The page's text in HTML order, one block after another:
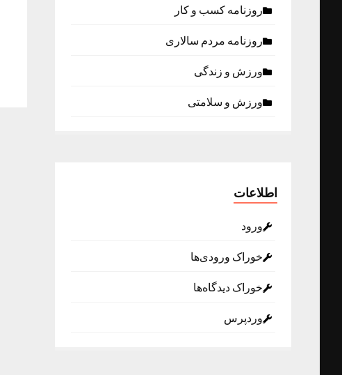
روزنامه كسب و كار
روزنامه مردم سالاری
ورزش و زندگی
ورزش و سلامتی
اطلاعات
ورود
خوراک ورودی‌ها
خوراک دیدگاه‌ها
وردپرس